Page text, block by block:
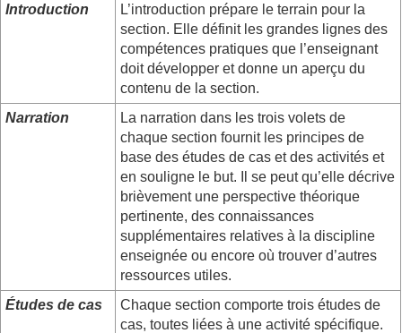
Introduction
L’introduction prépare le terrain pour la
section. Elle définit les grandes lignes des
compétences pratiques que l’enseignant
doit développer et donne un aperçu du
contenu de la section.
Narration
La narration dans les trois volets de
chaque section fournit les principes de
base des études de cas et des activités et
en souligne le but. Il se peut qu’elle décrive
brièvement une perspective théorique
pertinente, des connaissances
supplémentaires relatives à la discipline
enseignée ou encore où trouver d’autres
ressources utiles.
Études de cas
Chaque section comporte trois études de
cas, toutes liées à une activité spécifique.